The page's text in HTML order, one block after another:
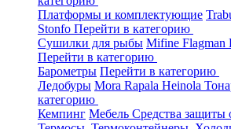
Платформы и комплектующие
Stonfo Перейти в категорию
Сушилки для рыбы Mifine Flagman
Перейти в категорию
Барометры Перейти в категорию
Ледобуры Mora Rapala Heinola
категорию
Кемпинг Мебель Средства защиты